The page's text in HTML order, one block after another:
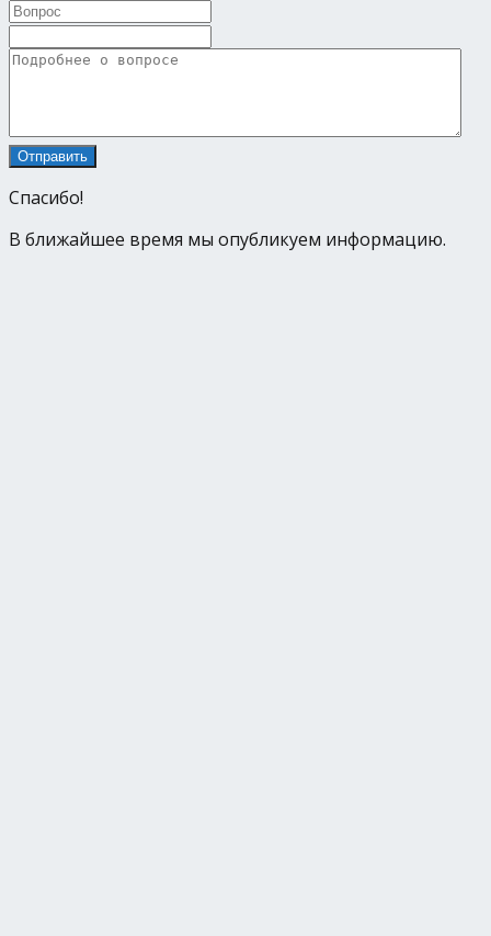
Спасибо!
В ближайшее время мы опубликуем информацию.